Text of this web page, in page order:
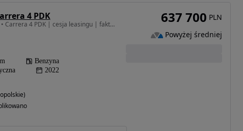
4 PDK
2981 cm3 • 385 KM • Carrera 4 PDK | cesja leasingu | faktura VAT 23%
Benzyna
2022
637 700 PLN
Powyżej średniej